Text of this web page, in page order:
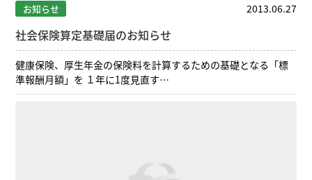
お知らせ 2013.06.27
社会保険算定基礎届のお知らせ
健康保険、厚生年金の保険料を計算するための基礎となる「標
準報酬月額」を １年に1度見直す…